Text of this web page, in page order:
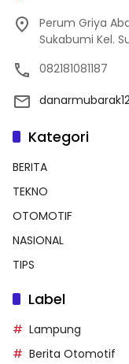
Perum Griya
Sukabumi Kel.
082181081187
Kategori
BERITA
TEKNO
OTOMOTIF
NASIONAL
TIPS
Label
Lampung
Berita Otomotif